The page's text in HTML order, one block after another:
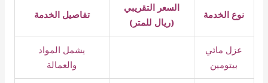
نوع الخدمة
السعر التقريبي
(ريال للمتر)
تفاصيل الخدمة
عزل مائي
بيتومين
يشمل المواد
والعمالة